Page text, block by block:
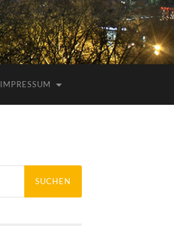
IMPRESSUM